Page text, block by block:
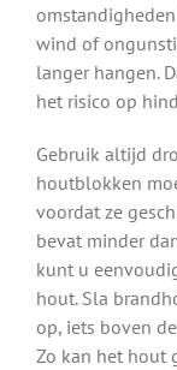
wind of
langer hangen.
het risico op
Gebruik altijd
houtblokken
voordat ze
bevat minder
kunt u
hout. Sla
op, iets boven
Zo kan het hout